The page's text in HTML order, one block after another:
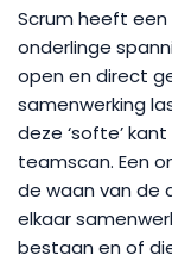
Scrum heeft
onderlinge
open en direct
samenwerking
deze ‘softe’
teamscan. Een
de waan van de
elkaar
bestaan en of